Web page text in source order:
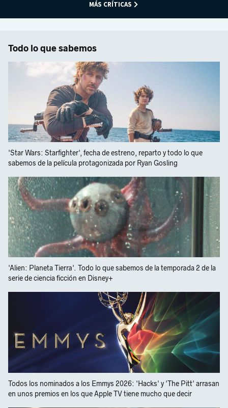
MÁS CRÍTICAS
Todo lo que sabemos
'Star Wars: Starfighter', fecha de estreno, reparto y todo lo que
sabemos de la película protagonizada por Ryan Gosling
'Alien: Planeta Tierra'. Todo lo que sabemos de la temporada 2 de la
serie de ciencia ficción en Disney+
Todos los nominados a los Emmys 2026: 'Hacks' y 'The Pitt' arrasan
en unos premios en los que Apple TV tiene mucho que decir